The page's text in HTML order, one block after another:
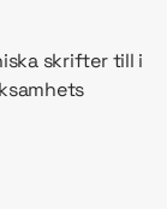
skrifter till i